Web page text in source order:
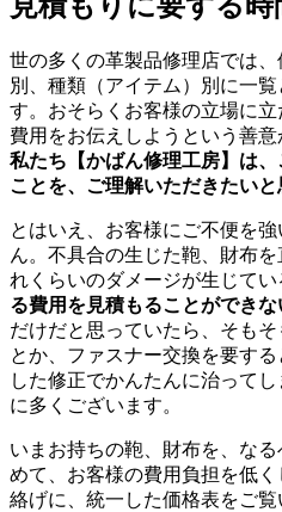
世の多くの革製品修理店では
別、種類（アイテム）別に一
す。おそらくお客様の立場に
費用をお伝えしようという善意
私たち【かばん修理工房】は
ことを、ご理解いただきたいと
とはいえ、お客様にご不便を
ん。不具合の生じた鞄、財布
れくらいのダメージが生じてい
る費用を見積もることができな
だけだと思っていたら、そも
とか、ファスナー交換を要す
した修正でかんたんに治って
に多くございます。
いまお持ちの鞄、財布を、なる
めて、お客様の費用負担を低
絡げに、統一した価格表をご